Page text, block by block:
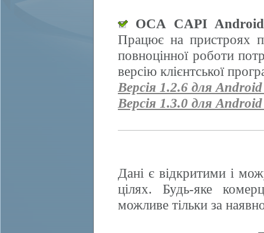
OCA CAPI Android
Працює на пристроях
повноцінної роботи
версію клієнтської
Версія 1.2.6 для
Версія 1.3.0 для
Дані є відкритими і
цілях. Будь-яке
можливе тільки за